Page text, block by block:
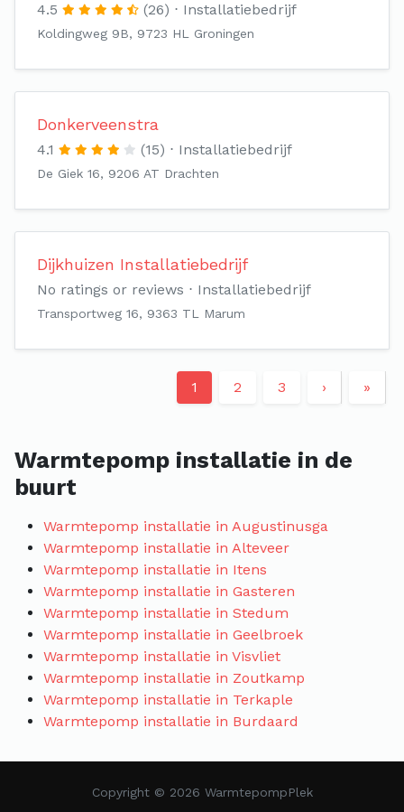
4.5 (26) Installatiebedrijf
Koldingweg 9B, 9723 HL Groningen
Donkerveenstra
4.1 (15) Installatiebedrijf
De Giek 16, 9206 AT Drachten
Dijkhuizen Installatiebedrijf
No ratings or reviews Installatiebedrijf
Transportweg 16, 9363 TL Marum
1 2 3 › »
Warmtepomp installatie in de
buurt
Warmtepomp installatie in Augustinusga
Warmtepomp installatie in Alteveer
Warmtepomp installatie in Itens
Warmtepomp installatie in Gasteren
Warmtepomp installatie in Stedum
Warmtepomp installatie in Geelbroek
Warmtepomp installatie in Visvliet
Warmtepomp installatie in Zoutkamp
Warmtepomp installatie in Terkaple
Warmtepomp installatie in Burdaard
Copyright © 2026 WarmtepompPlek